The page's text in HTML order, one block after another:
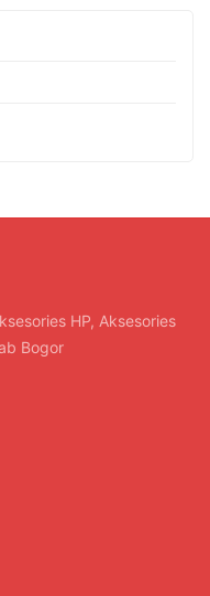
HP, Aksesories
Bogor